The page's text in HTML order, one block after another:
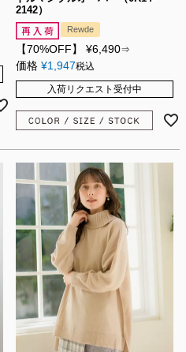
2142）
Rewde
【70%OFF】 ¥6,490⇒
価格 ¥1,947税込
入荷リクエスト受付中